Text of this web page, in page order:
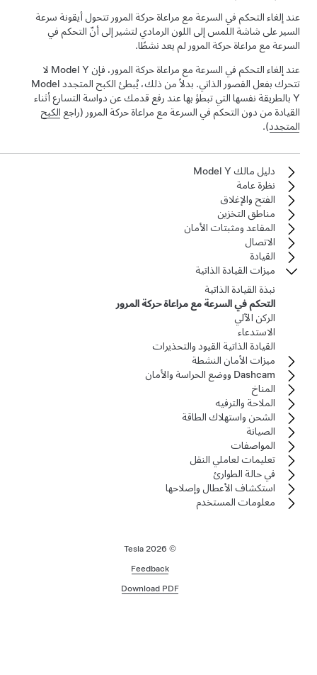
عند إلغاءالتحكم في السرعة مع مراعاة حركة المرورتتحول أيقونة سرعة
السير على شاشة اللمسإلى اللون الرمادي لتشير إلى أنّ التحكم في
السرعة مع مراعاة حركة المرورلم يعد نشطًا.
عند إلغاءالتحكم في السرعة مع مراعاة حركة المرور، فإن Model Yلا
تتحرك بفعل القصور الذاتي. بدلاً من ذلك، يُبطئ الكبح المتجددModel
بالطريقة نفسها التي تبطؤ بها عند رفع قدمك عن دواسة التسارع أثناء
القيادة من دونالتحكم في السرعة مع مراعاة حركة المرور(راجعالكبح
المتجدد).
دليل مالك Model Y
نظرة عامة
الفتح والإغلاق
مناطق التخزين
المقاعد ومثبتات الأمان
الاتصال
القيادة
ميزات القيادة الذاتية
نبذة القيادة الذاتية
التحكم في السرعة مع مراعاة حركة المرور
الركن الآلي
الاستدعاء
القيادة الذاتية القيود والتحذيرات
ميزات الأمان النشطة
Dashcam ووضع الحراسة والأمان
المناخ
الملاحة والترفيه
الشحن واستهلاك الطاقة
الصيانة
المواصفات
تعليمات لعاملي النقل
في حالة الطوارئ
استكشاف الأعطال وإصلاحها
معلومات المستخدم
2026
Feedback
Download PDF